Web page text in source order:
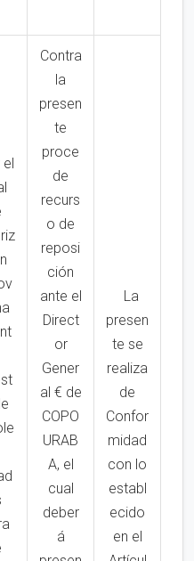
el
Contra
la
presen
te
proce
de
recurs
o de
reposi
ción
ante el
Direct
or
Gener
al € de
COPO
URAB
A, el
cual
deber
á
La
presen
te se
realiza
de
Confor
midad
con lo
establ
ecido
en el